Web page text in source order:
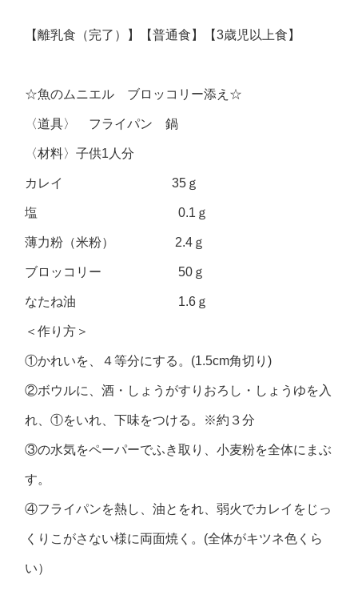
【離乳食（完了）】【普通食】【3歳児以上食】
☆魚のムニエル ブロッコリー添え☆
〈道具〉 フライパン 鍋
〈材料〉子供1人分
カレイ 35ｇ
塩 0.1ｇ
薄力粉（米粉） 2.4ｇ
ブロッコリー 50ｇ
なたね油 1.6ｇ
＜作り方＞
①かれいを、４等分にする。(1.5cm角切り)
②ボウルに、酒・しょうがすりおろし・しょうゆを入
れ、①をいれ、下味をつける。※約３分
③の水気をペーパーでふき取り、小麦粉を全体にまぶ
す。
④フライパンを熱し、油とをれ、弱火でカレイをじっ
くりこがさない様に両面焼く。(全体がキツネ色くら
い）